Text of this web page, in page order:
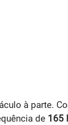
à parte.
de 165